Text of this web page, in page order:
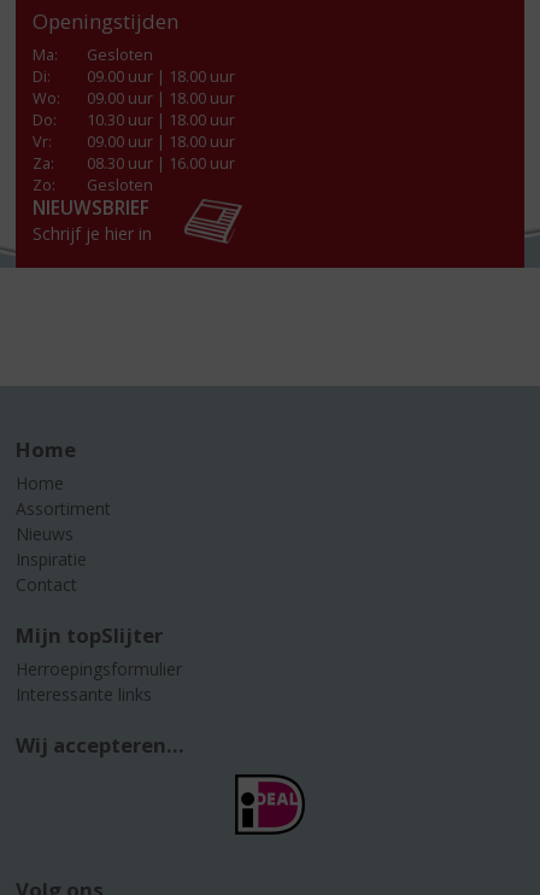
Openingstijden
Ma:
Gesloten
Di:
09.00 uur | 18.00 uur
Wo:
09.00 uur | 18.00 uur
Do:
10.30 uur | 18.00 uur
Vr:
09.00 uur | 18.00 uur
Za:
08.30 uur | 16.00 uur
Zo:
Gesloten
NIEUWSBRIEF
Schrijf je hier in
Home
Home
Assortiment
Nieuws
Inspiratie
Contact
Mijn topSlijter
Herroepingsformulier
Interessante links
Wij accepteren...